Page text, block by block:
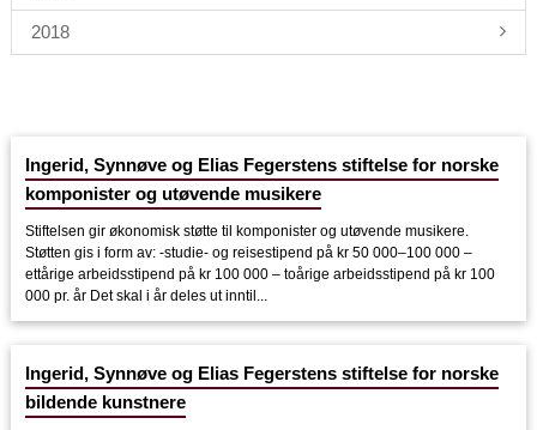
2018
Ingerid, Synnøve og Elias Fegerstens stiftelse for norske
komponister og utøvende musikere
Stiftelsen gir økonomisk støtte til komponister og utøvende musikere.
Støtten gis i form av: -studie- og reisestipend på kr 50 000–100 000 –
ettårige arbeidsstipend på kr 100 000 – toårige arbeidsstipend på kr 100
000 pr. år Det skal i år deles ut inntil...
Ingerid, Synnøve og Elias Fegerstens stiftelse for norske
bildende kunstnere